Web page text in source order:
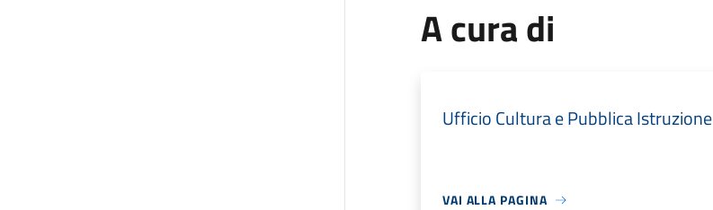
A cura di
Ufficio Cultura e Pubblica Istruzione
VAI ALLA PAGINA